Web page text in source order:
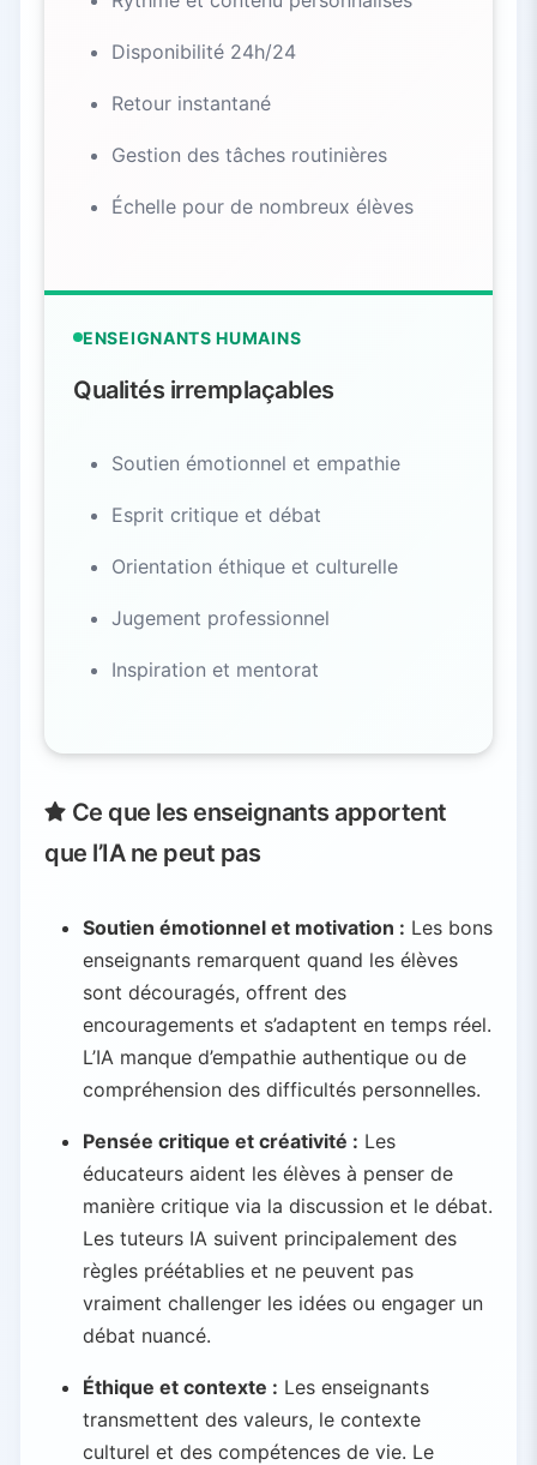
Disponibilité 24h/24
Retour instantané
Gestion des tâches routinières
Échelle pour de nombreux élèves
ENSEIGNANTS HUMAINS
Qualités irremplaçables
Soutien émotionnel et empathie
Esprit critique et débat
Orientation éthique et culturelle
Jugement professionnel
Inspiration et mentorat
Ce que les enseignants apportent
que l’IA ne peut pas
Soutien émotionnel et motivation : Les bons
enseignants remarquent quand les élèves
sont découragés, offrent des
encouragements et s’adaptent en temps réel.
L’IA manque d’empathie authentique ou de
compréhension des difficultés personnelles.
Pensée critique et créativité : Les
éducateurs aident les élèves à penser de
manière critique via la discussion et le débat.
Les tuteurs IA suivent principalement des
règles préétablies et ne peuvent pas
vraiment challenger les idées ou engager un
débat nuancé.
Éthique et contexte : Les enseignants
transmettent des valeurs, le contexte
culturel et des compétences de vie. Le